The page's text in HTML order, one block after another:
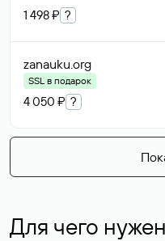
1 498 ₽ ?
zanauku.org
SSL в подарок
4 050 ₽ ?
Для чего